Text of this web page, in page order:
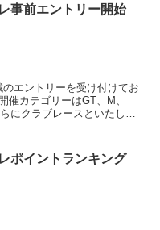
事前エントリー開始
エントリーを受け付けてお
催カテゴリーはGT、M、
にクラブレースといたしま
ポイントランキング